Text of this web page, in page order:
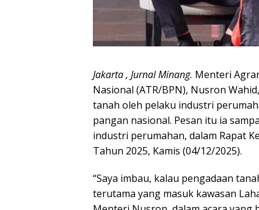
Jakarta , Jurnal Minang. Menteri
Nasional (ATR/BPN), Nusron
tanah oleh pelaku industri
pangan nasional. Pesan itu ia
industri perumahan, dalam Rapat
Tahun 2025, Kamis (04/12/2025).
“Saya imbau, kalau pengadaan
terutama yang masuk kawasan